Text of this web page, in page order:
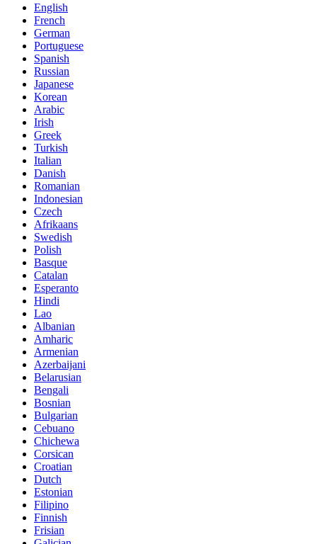
English
French
German
Portuguese
Spanish
Russian
Japanese
Korean
Arabic
Irish
Greek
Turkish
Italian
Danish
Romanian
Indonesian
Czech
Afrikaans
Swedish
Polish
Basque
Catalan
Esperanto
Hindi
Lao
Albanian
Amharic
Armenian
Azerbaijani
Belarusian
Bengali
Bosnian
Bulgarian
Cebuano
Chichewa
Corsican
Croatian
Dutch
Estonian
Filipino
Finnish
Frisian